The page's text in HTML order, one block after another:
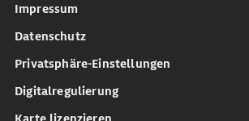
Impressum
Datenschutz
Privatsphäre-Einstellungen
Digitalregulierung